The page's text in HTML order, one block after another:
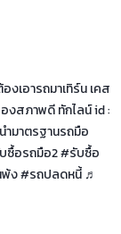
เอารถมาเทิร์น เคส
งสภาพดี ทักไลน์ id :
มาตรฐานรถมือ
ซื้อรถมือ2#รับซื้อ
ง#รถปลดหนี้ ♬